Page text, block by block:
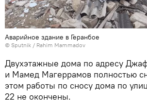
Аварийное здание в Геранбое
© Sputnik / Rahim Mammadov
Двухэтажные дома по адресу
и Мамед Магеррамов полностью
этом работы по сносу дома по
22 не окончены.